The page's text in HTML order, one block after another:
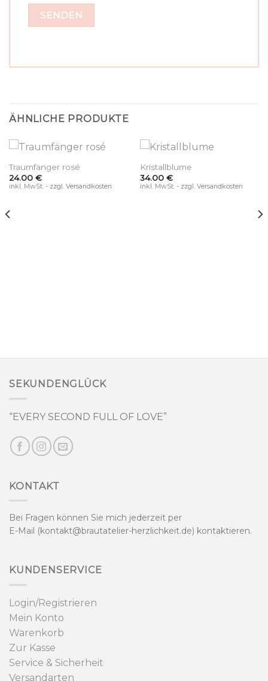
ÄHNLICHE PRODUKTE
Traumfänger rosé
24.00 €
inkl. MwSt. - zzgl. Versandkosten
Kristallblume
34.00 €
inkl. MwSt. - zzgl. Versandkosten
SEKUNDENGLÜCK
“EVERY SECOND FULL OF LOVE”
KONTAKT
Bei Fragen können Sie mich jederzeit per
E-Mail (kontakt@brautatelier-herzlichkeit.de) kontaktieren.
KUNDENSERVICE
Login/Registrieren
Mein Konto
Warenkorb
Zur Kasse
Service & Sicherheit
Versandarten